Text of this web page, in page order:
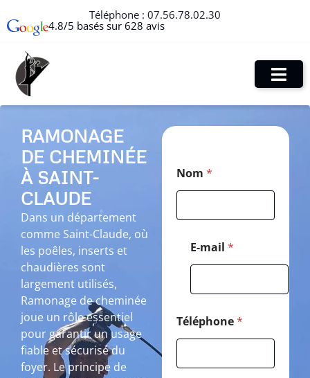
Téléphone : 07.56.78.02.30
4.8/5 basés sur 628 avis
RAMONAGE
DE CHEMINÉE
À SAINT-
CLAUDE
Dans un département
comme Saint-Claude, où
les poêles, inserts et
chaudières sont
largement utilisés,
Ramonage de cheminée
joue un rôle essentiel
pour garantir un usage
fiable et sécurisé du
foyer. Le principe de
Nom *
E-mail *
Téléphone*